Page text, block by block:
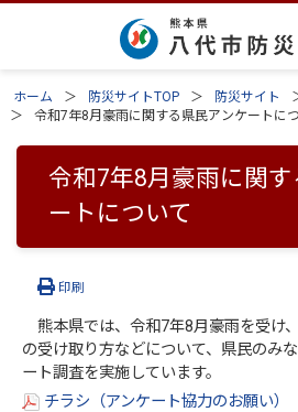
ホーム 防災サイトTOP 防災サイト
令和7年8月豪雨に関する県民アンケートに
令和7年8月豪雨に関
ートについて
印刷
熊本県では、令和7年8月豪雨を受け
の受け取り方などについて、県民のみ
ート調査を実施しています。
チラシ（アンケート協力のお願い）